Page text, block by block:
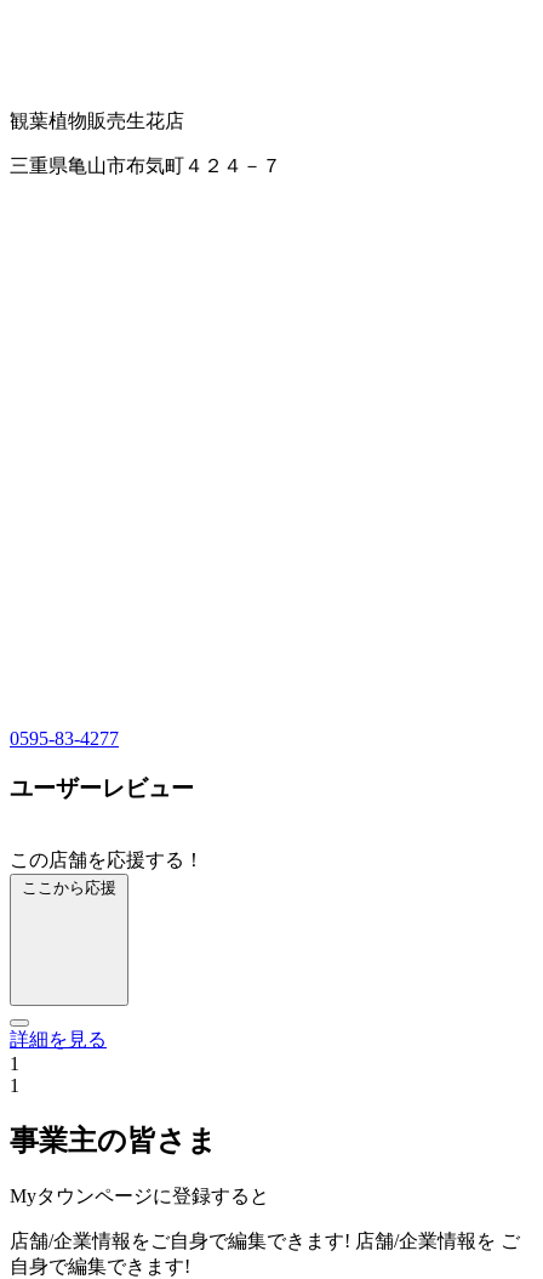
観葉植物販売生花店
三重県亀山市布気町４２４－７
0595-83-4277
ユーザーレビュー
この店舗を応援する！
ここから応援
詳細を見る
1
1
事業主の皆さま
Myタウンページに登録すると
店舗/企業情報をご自身で編集できます! 店舗/企業情報を ご
自身で編集できます!